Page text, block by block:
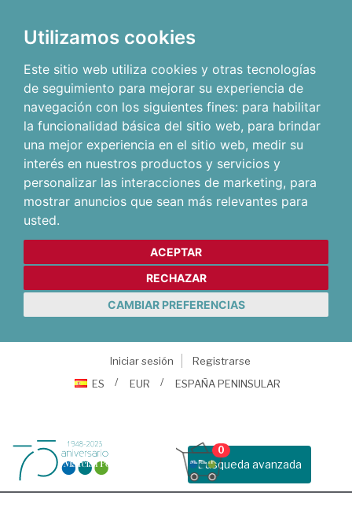
Utilizamos cookies
Este sitio web utiliza cookies y otras tecnologías
de seguimiento para mejorar su experiencia de
navegación con los siguientes fines: para habilitar
la funcionalidad básica del sitio web, para brindar
una mejor experiencia en el sitio web, medir su
interés en nuestros productos y servicios y
personalizar las interacciones de marketing, para
mostrar anuncios que sean más relevantes para
usted.
ACEPTAR
RECHAZAR
CAMBIAR PREFERENCIAS
Iniciar sesión
Registrarse
ES
EUR ESPAÑA PENINSULAR
Busqueda avanzada
0